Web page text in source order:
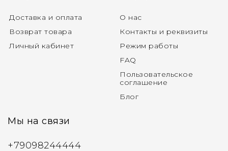
Доставка и оплата
Возврат товара
Личный кабинет
О нас
Контакты и реквизиты
Режим работы
FAQ
Пользовательское
соглашение
Блог
Мы на связи
+79098244444